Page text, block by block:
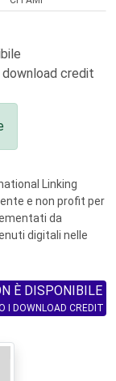
credit
Linking
e non profit per
da
digitali nelle
È DISPONIBILE
I DOWNLOAD CREDIT